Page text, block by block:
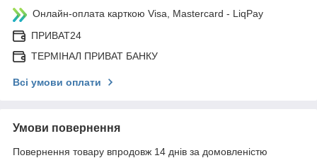
Онлайн-оплата карткою Visa, Mastercard - LiqPay
ПРИВАТ24
ТЕРМІНАЛ ПРИВАТ БАНКУ
Всі умови оплати
Умови повернення
Повернення товару впродовж 14 днів за домовленістю